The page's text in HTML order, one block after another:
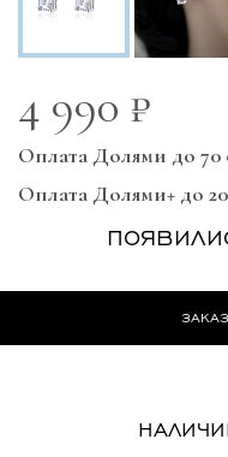
4 990 ₽
Оплата Долями до 70
Оплата Долями+ до